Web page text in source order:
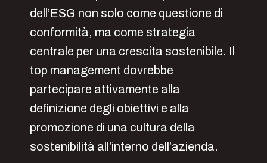
dell’ESG non solo come questione di
conformità, ma come strategia
centrale per una crescita sostenibile. Il
top management dovrebbe
partecipare attivamente alla
definizione degli obiettivi e alla
promozione di una cultura della
sostenibilità all’interno dell’azienda.